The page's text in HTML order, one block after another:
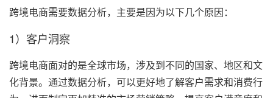
跨境电商需要数据分析，主要是因为以下几个原因：
1）客户洞察
跨境电商面对的是全球市场，涉及到不同的国家、地区和文
化背景。通过数据分析，可以更好地了解客户需求和消费行